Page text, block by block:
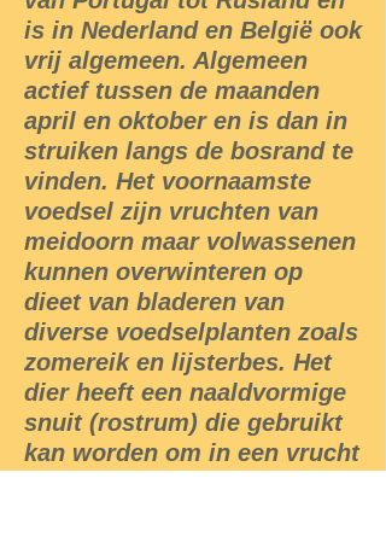
is in Nederland en België ook
vrij algemeen. Algemeen
actief tussen de maanden
april en oktober en is dan in
struiken langs de bosrand te
vinden. Het voornaamste
voedsel zijn vruchten van
meidoorn maar volwassenen
kunnen overwinteren op
dieet van bladeren van
diverse voedselplanten zoals
zomereik en lijsterbes. Het
dier heeft een naaldvormige
snuit (rostrum) die gebruikt
kan worden om in een vrucht